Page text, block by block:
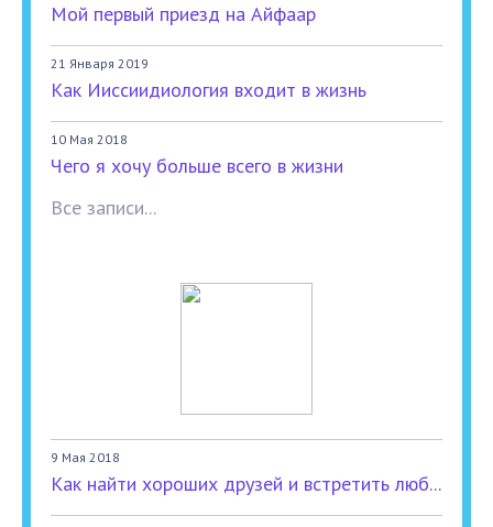
Мой первый приезд на Айфаар
21 Января 2019
Как Ииссиидиология входит в жизнь
10 Мая 2018
Чего я хочу больше всего в жизни
Все записи...
9 Мая 2018
Как найти хороших друзей и встретить люб...